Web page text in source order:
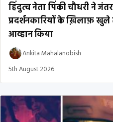
हिंदुत्व नेता पिंकी चौधरी ने
प्रदर्शनकारियों के ख़िलाफ़ खुले
आव्हान किया
Ankita Mahalanobish
5th August 2026